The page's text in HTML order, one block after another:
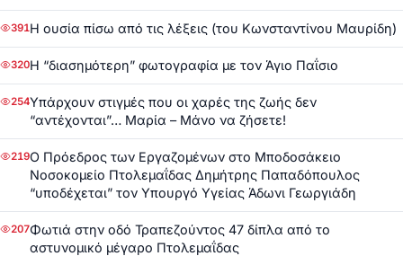
391Η ουσία πίσω από τις λέξεις (του Κωνσταντίνου Μαυρίδη)
320Η “διασημότερη” φωτογραφία με τον Άγιο Παΐσιο
254Υπάρχουν στιγμές που οι χαρές της ζωής δεν
“αντέχονται”… Μαρία – Μάνο να ζήσετε!
219Ο Πρόεδρος των Εργαζομένων στο Μποδοσάκειο
Νοσοκομείο Πτολεμαΐδας Δημήτρης Παπαδόπουλος
“υποδέχεται” τον Υπουργό Υγείας Άδωνι Γεωργιάδη
207Φωτιά στην οδό Τραπεζούντος 47 δίπλα από το
αστυνομικό μέγαρο Πτολεμαΐδας